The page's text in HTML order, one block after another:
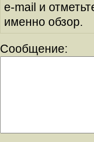
e-mail и
именно обзор.
Сообщение: